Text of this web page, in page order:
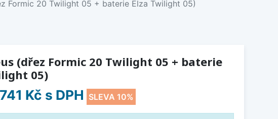
Formic 20 Twilight 05 + baterie Elza Twilight 05)
(dřez Formic 20 Twilight 05 + baterie
05)
Kč s DPH SLEVA 10%